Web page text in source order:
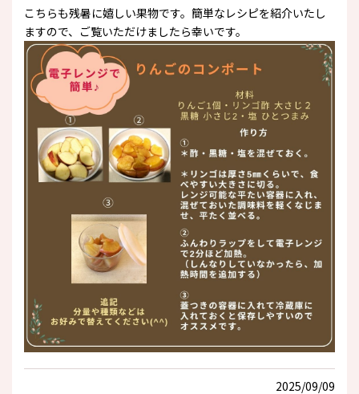
こちらも残暑に嬉しい果物です。簡単なレシピを紹介いたし
ますので、ご覧いただけましたら幸いです。
2025/09/09